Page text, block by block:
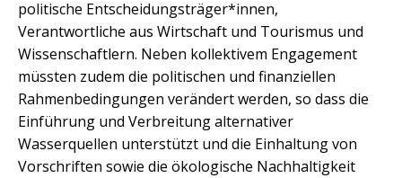
politische Entscheidungsträger*innen,
Verantwortliche aus Wirtschaft und Tourismus und
Wissenschaftlern. Neben kollektivem Engagement
müssten zudem die politischen und finanziellen
Rahmenbedingungen verändert werden, so dass die
Einführung und Verbreitung alternativer
Wasserquellen unterstützt und die Einhaltung von
Vorschriften sowie die ökologische Nachhaltigkeit